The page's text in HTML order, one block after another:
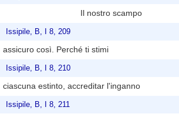
Il nostro scampo
Issipile, B, I 8, 209
assicuro così. Perché ti stimi
Issipile, B, I 8, 210
ciascuna estinto, accreditar l'inganno
Issipile, B, I 8, 211